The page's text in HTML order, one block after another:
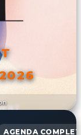
AGENDA COMPLET